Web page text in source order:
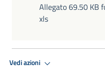
Allegato 69.50 KB
xls
Vedi azioni